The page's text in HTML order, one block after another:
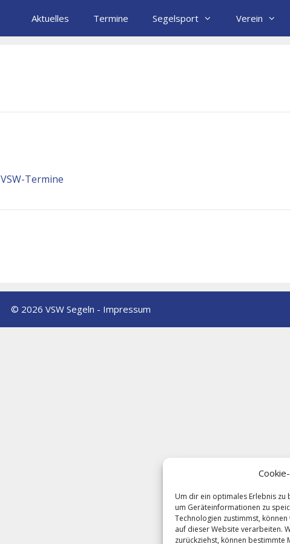
Um dir ein optimales Erlebnis zu
um Geräteinformationen zu
Technologien zustimmst,
auf dieser Website verarbeiten.
zurückziehst, können bestimmte
Aktuelles Termine Segelsport Verein
VSW-Termine
© 2026 VSW Segeln - Impressum